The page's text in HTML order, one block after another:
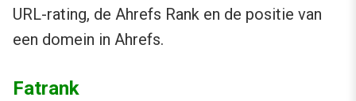
URL-rating, de Ahrefs Rank en de positie van
een domein in Ahrefs.
Fatrank